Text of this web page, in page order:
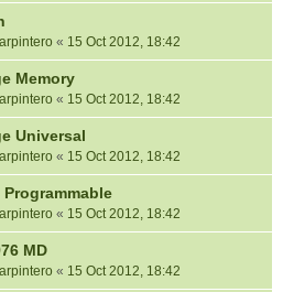
« 15 Oct 2012, 18:42
Memory
« 15 Oct 2012, 18:42
Universal
« 15 Oct 2012, 18:42
« 15 Oct 2012, 18:42
MD
« 15 Oct 2012, 18:42